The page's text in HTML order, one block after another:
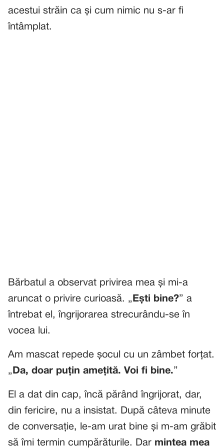
acestui străin ca și cum nimic nu s-ar fi
întâmplat.
Bărbatul a observat privirea mea și mi-a
aruncat o privire curioasă. „ Ești bine?” a
întrebat el, îngrijorarea strecurându-se în
vocea lui.
Am mascat repede șocul cu un zâmbet forțat.
„ Da, doar puțin amețită. Voi fi bine.”
El a dat din cap, încă părând îngrijorat, dar,
din fericire, nu a insistat. După câteva minute
de conversație, le-am urat bine și m-am grăbit
să îmi termin cumpărăturile. Dar mintea mea